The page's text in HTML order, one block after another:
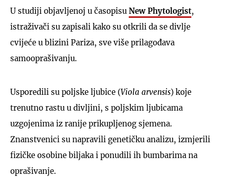
U studiji objavljenoj u časopisu New Phytologist,
istraživači su zapisali kako su otkrili da se divlje
cvijeće u blizini Pariza, sve više prilagođava
samooprašivanju.
Usporedili su poljske ljubice (Viola arvensis) koje
trenutno rastu u divljini, s poljskim ljubicama
uzgojenima iz ranije prikupljenog sjemena.
Znanstvenici su napravili genetičku analizu, izmjerili
fizičke osobine biljaka i ponudili ih bumbarima na
oprašivanje.